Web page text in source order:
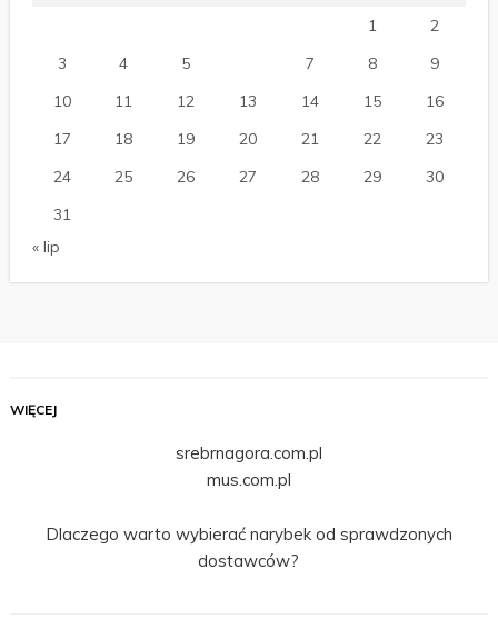
1
2
3
4 5 7 8
9
10
11 12 13 14 15
16
17
18 19 20 21 22
23
24
25 26 27 28 29
30
31
« lip
WIĘCEJ
srebrnagora.com.pl
mus.com.pl
Dlaczego warto wybierać narybek od sprawdzonych
dostawców?